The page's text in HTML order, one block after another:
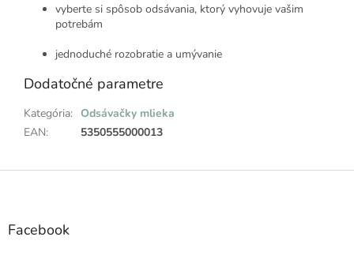
vyberte si spôsob odsávania, ktorý vyhovuje vašim
potrebám
jednoduché rozobratie a umývanie
Dodatočné parametre
Kategória: Odsávačky mlieka
EAN: 5350555000013
Z
Facebook